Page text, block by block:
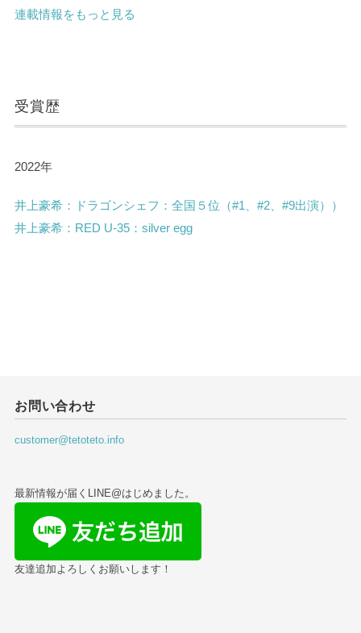
連載情報をもっと見る
受賞歴
2022年
井上豪希：ドラゴンシェフ：全国５位（#1、#2、#9出演））
井上豪希： RED U-35：silver egg
お問い合わせ
customer@tetoteto.info
最新情報が届くLINE@はじめました。
友達追加よろしくお願いします！